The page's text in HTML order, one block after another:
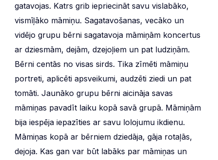
gatavojas. Katrs grib iepriecināt savu vislabāko,
vismīļāko māmiņu. Sagatavošanas, vecāko un
vidējo grupu bērni sagatavoja māmiņām koncertus
ar dziesmām, dejām, dzejoļiem un pat ludziņām.
Bērni centās no visas sirds. Tika zīmēti māmiņu
portreti, aplicēti apsveikumi, audzēti ziedi un pat
tomāti. Jaunāko grupu bērni aicināja savas
māmiņas pavadīt laiku kopā savā grupā. Māmiņām
bija iespēja iepazīties ar savu lolojumu ikdienu.
Māmiņas kopā ar bērniem dziedāja, gāja rotaļās,
dejoja. Kas gan var būt labāks par māmiņas un